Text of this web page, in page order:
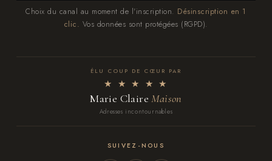
Choix du canal au moment de l'inscription. Désinscription en 1
clic. Vos données sont protégées (RGPD).
ÉLU COUP DE CŒUR PAR
★ ★ ★ ★ ★
Marie ClaireMaison
Adresses incontournables
SUIVEZ-NOUS